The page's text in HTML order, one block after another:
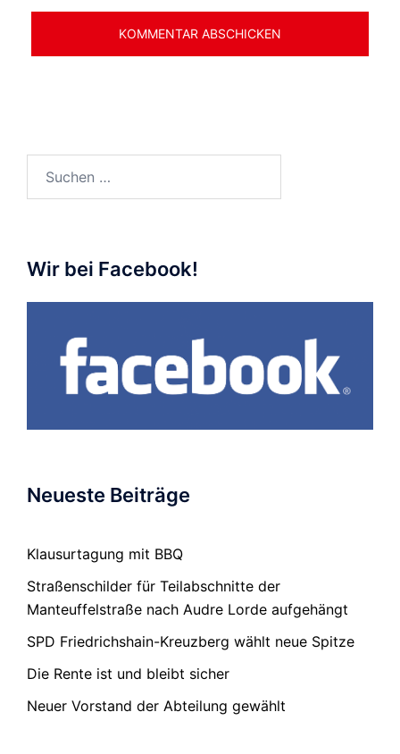
nach:
Wir bei Facebook!
Neueste Beiträge
Klausurtagung mit BBQ
Straßenschilder für Teilabschnitte der
Manteuffelstraße nach Audre Lorde aufgehängt
SPD Friedrichshain-Kreuzberg wählt neue Spitze
Die Rente ist und bleibt sicher
Neuer Vorstand der Abteilung gewählt